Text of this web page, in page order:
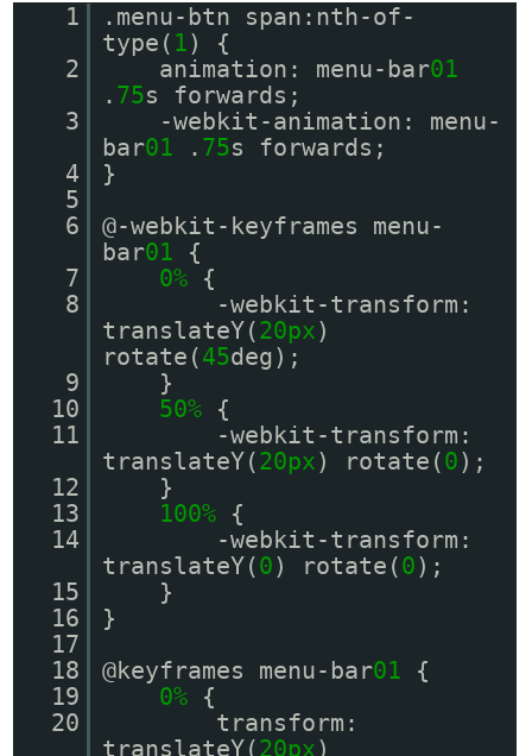
1
.menu-btn span:nth-of-
type( 1) {
2
animation: menu-bar01
. 75s forwards;
3
-webkit-animation: menu-
bar01 . 75s forwards;
4
}
5
6
@-webkit-keyframes menu-
bar01
{
7
0% {
8
-webkit-transform:
translateY(20px)
rotate(45deg);
9
}
10
50% {
11
-webkit-transform:
translateY(20px) rotate(0);
12
}
13
100% {
14
-webkit-transform:
translateY(0) rotate(0);
15
}
16
}
17
18
@keyframes menu-bar01
{
19
0% {
20
transform:
translateY(20px)